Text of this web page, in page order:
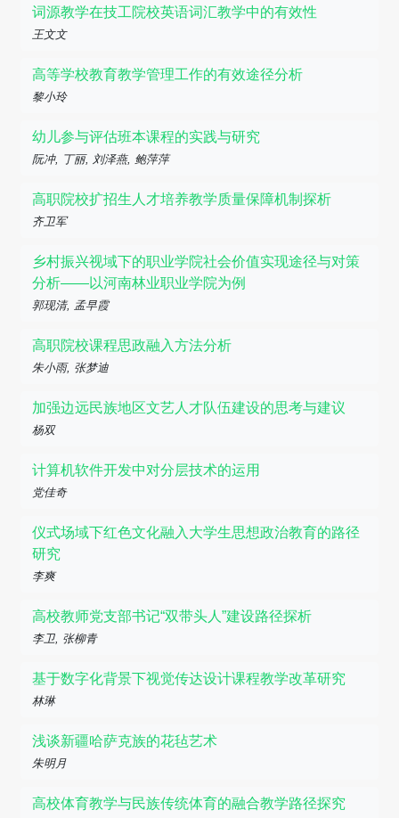
词源教学在技工院校英语词汇教学中的有效性
王文文
高等学校教育教学管理工作的有效途径分析
黎小玲
幼儿参与评估班本课程的实践与研究
阮冲, 丁丽, 刘泽燕, 鲍萍萍
高职院校扩招生人才培养教学质量保障机制探析
齐卫军
乡村振兴视域下的职业学院社会价值实现途径与对策
分析——以河南林业职业学院为例
郭现清, 孟早霞
高职院校课程思政融入方法分析
朱小雨, 张梦迪
加强边远民族地区文艺人才队伍建设的思考与建议
杨双
计算机软件开发中对分层技术的运用
党佳奇
仪式场域下红色文化融入大学生思想政治教育的路径
研究
李爽
高校教师党支部书记“双带头人”建设路径探析
李卫, 张柳青
基于数字化背景下视觉传达设计课程教学改革研究
林琳
浅谈新疆哈萨克族的花毡艺术
朱明月
高校体育教学与民族传统体育的融合教学路径探究